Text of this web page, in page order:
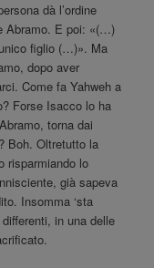
dà l’ordine
Abramo. E poi: «(…)
figlio (…)». Ma
dopo aver
Come fa Yahweh a
Forse Isacco lo ha
torna dai
Boh. Oltretutto la
risparmiando lo
già sapeva
Insomma ‘sta
in una delle